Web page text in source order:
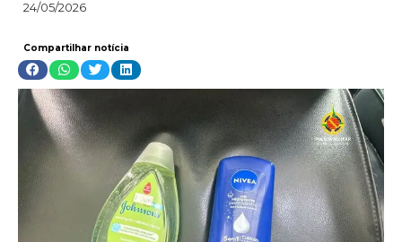
24/05/2026
Compartilhar notícia